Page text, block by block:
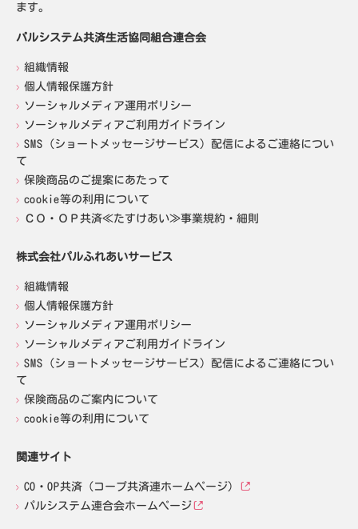
ます。
パルシステム共済生活協同組合連合会
組織情報
個人情報保護方針
ソーシャルメディア運用ポリシー
ソーシャルメディアご利用ガイドライン
SMS（ショートメッセージサービス）配信によるご連絡につい
て
保険商品のご提案にあたって
cookie等の利用について
ＣＯ・ＯＰ共済≪たすけあい≫事業規約・細則
株式会社パルふれあいサービス
組織情報
個人情報保護方針
ソーシャルメディア運用ポリシー
ソーシャルメディアご利用ガイドライン
SMS（ショートメッセージサービス）配信によるご連絡につい
て
保険商品のご案内について
cookie等の利用について
関連サイト
CO・OP共済（コープ共済連ホームページ）
パルシステム連合会ホームページ